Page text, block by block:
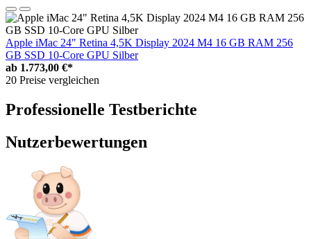
Apple iMac 24" Retina 4,5K Display 2024 M4 16 GB RAM 256
GB SSD 10-Core GPU Silber
ab 1.773,00 €*
20 Preise vergleichen
Professionelle Testberichte
Nutzerbewertungen